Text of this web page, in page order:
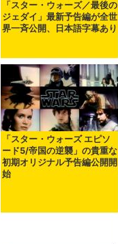
「スター・ウォーズ／最後の
ジェダイ」最新予告編が全世
界一斉公開、日本語字幕あり
「スター・ウォーズ エピソ
ード5/帝国の逆襲」の貴重な
初期オリジナル予告編公開開
始